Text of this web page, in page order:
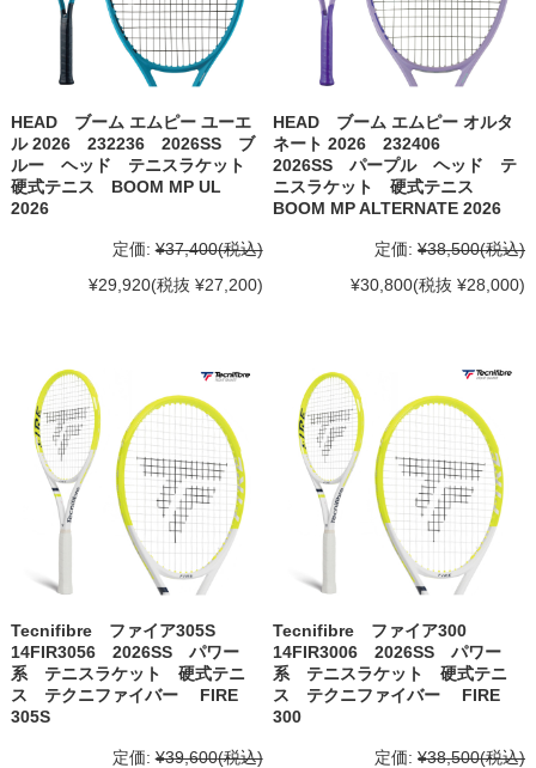
HEAD ブーム エムピー ユーエ
ル 2026 232236 2026SS ブ
ルー ヘッド テニスラケット
硬式テニス BOOM MP UL
2026
定価: ¥37,400(税込)
¥29,920(税抜 ¥27,200)
HEAD ブーム エムピー オルタ
ネート 2026 232406
2026SS パープル ヘッド テ
ニスラケット 硬式テニス
BOOM MP ALTERNATE 2026
定価: ¥38,500(税込)
¥30,800(税抜 ¥28,000)
Tecnifibre ファイア305S
14FIR3056 2026SS パワー
系 テニスラケット 硬式テニ
ス テクニファイバー FIRE
305S
定価: ¥39,600(税込)
Tecnifibre ファイア300
14FIR3006 2026SS パワー
系 テニスラケット 硬式テニ
ス テクニファイバー FIRE
300
定価: ¥38,500(税込)